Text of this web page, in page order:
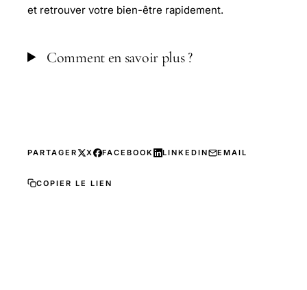
et retrouver votre bien-être rapidement.
Comment en savoir plus ?
PARTAGER X FACEBOOK LINKEDIN EMAIL
COPIER LE LIEN